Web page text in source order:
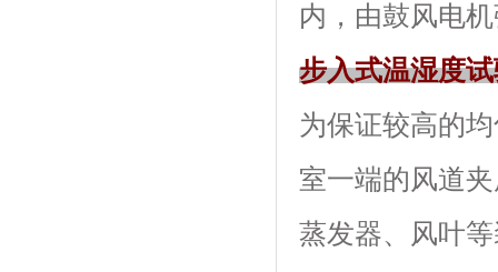
内，由鼓风电机
步入式温湿度
为保证较高的均
室一端的风道夹层
蒸发器、风叶